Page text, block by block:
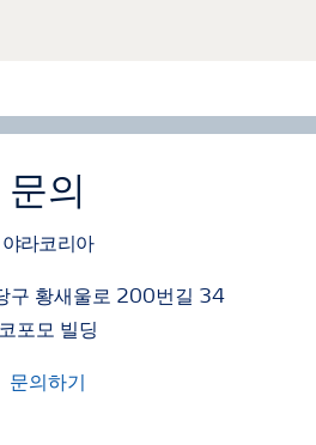
문의
야라코리아
구 황새울로 200번길 34
코포모 빌딩
문의하기